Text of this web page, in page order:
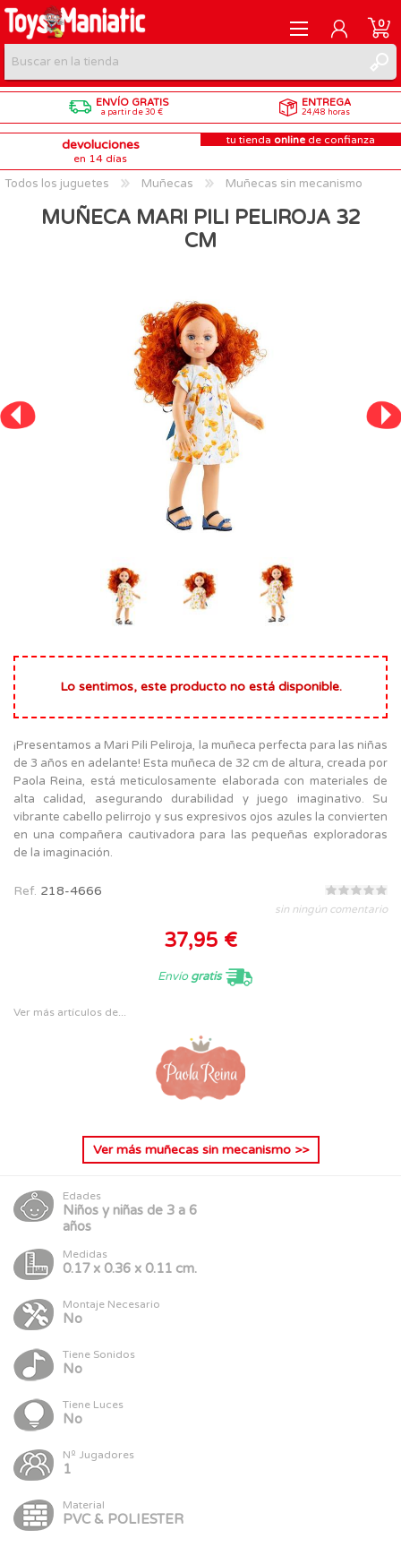
REGISTRARME
INICIAR SESIÓN
0
ENVÍO GRATIS
a partir de 30 €
ENTREGA
24/48 horas
devoluciones
en 14 días
tu tienda online de confianza
Todos los juguetes Muñecas Muñecas sin mecanismo
MUÑECA MARI PILI PELIROJA 32
CM
Lo sentimos, este producto no está disponible.
¡Presentamos a Mari Pili Peliroja, la muñeca perfecta para las niñas
de 3 años en adelante! Esta muñeca de 32 cm de altura, creada por
Paola Reina, está meticulosamente elaborada con materiales de
alta calidad, asegurando durabilidad y juego imaginativo. Su
vibrante cabello pelirrojo y sus expresivos ojos azules la convierten
en una compañera cautivadora para las pequeñas exploradoras
de la imaginación.
Ref. 218-4666
sin ningún comentario
37,95 €
Envíogratis
Ver más artículos de...
Ver más muñecas sin mecanismo>>
Edades
Niños y niñas de 3 a 6
años
Medidas
0.17 x 0.36 x 0.11 cm.
Montaje Necesario
No
Tiene Sonidos
No
Tiene Luces
No
Nº Jugadores
1
Material
PVC & POLIESTER